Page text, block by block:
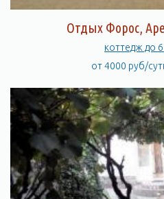
Отдых Форос,
коттедж до
от 4000 руб/